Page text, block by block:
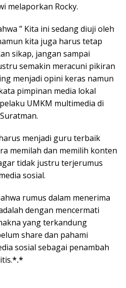
melaporkan Rocky.
” Kita ini sedang diuji oleh
kita juga harus tetap
sikap, jangan sampai
semakin meracuni pikiran
menjadi opini keras namun
pimpinan media lokal
UMKM multimedia di
menjadi guru terbaik
memilah dan memilih konten
tidak justru terjerumus
sosial.
rumus dalam menerima
dengan mencermati
yang terkandung
share dan pahami
sosial sebagai penambah
*.*